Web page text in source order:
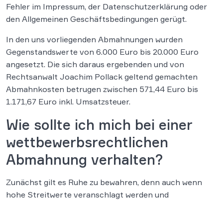
Fehler im Impressum, der Datenschutzerklärung oder
den Allgemeinen Geschäftsbedingungen gerügt.
In den uns vorliegenden Abmahnungen wurden
Gegenstandswerte von 6.000 Euro bis 20.000 Euro
angesetzt. Die sich daraus ergebenden und von
Rechtsanwalt Joachim Pollack geltend gemachten
Abmahnkosten betrugen zwischen 571,44 Euro bis
1.171,67 Euro inkl. Umsatzsteuer.
Wie sollte ich mich bei einer
wettbewerbsrechtlichen
Abmahnung verhalten?
Zunächst gilt es Ruhe zu bewahren, denn auch wenn
hohe Streitwerte veranschlagt werden und